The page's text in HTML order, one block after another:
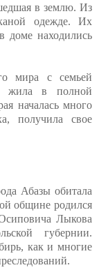
в землю. Из
одежде. Их
доме находились
мира с семьей
жила в полной
началась много
получила свое
Абазы обитала
общине родился
Лыкова
губернии.
как и многие